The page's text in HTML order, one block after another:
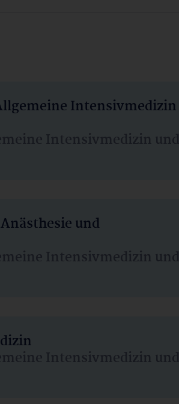
Intensivmedizin
Intensivmedizin und
und
Intensivmedizin und
Intensivmedizin und